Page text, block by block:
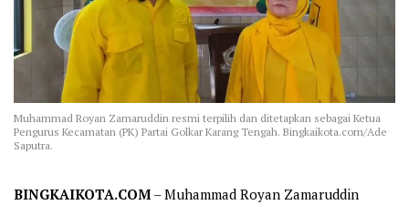
Muhammad Royan Zamaruddin resmi terpilih dan ditetapkan sebagai Ketua
Pengurus Kecamatan (PK) Partai Golkar Karang Tengah. Bingkaikota.com/Ade
Saputra.
BINGKAIKOTA.COM – Muhammad Royan Zamaruddin